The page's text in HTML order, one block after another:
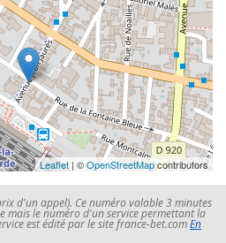
Leaflet | ©OpenStreetMapcontributors
d'un appel). Ce numéro valable 3 minutes
mais le numéro d'un service permettant la
est édité par le site france-bet.comEn